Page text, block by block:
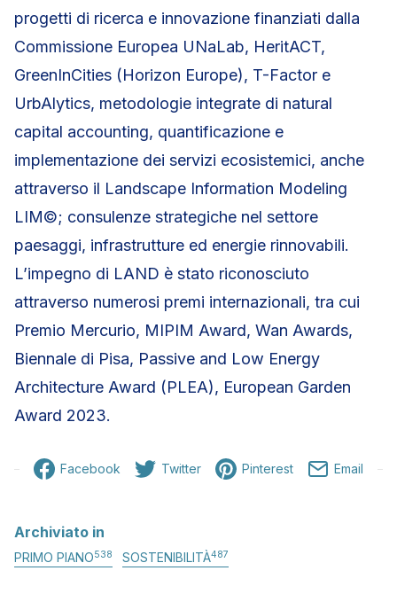
progetti di ricerca e innovazione finanziati dalla
Commissione Europea UNaLab, HeritACT,
GreenInCities (Horizon Europe), T-Factor e
UrbAlytics, metodologie integrate di natural
capital accounting, quantificazione e
implementazione dei servizi ecosistemici, anche
attraverso il Landscape Information Modeling
LIM©; consulenze strategiche nel settore
paesaggi, infrastrutture ed energie rinnovabili.
L’impegno di LAND è stato riconosciuto
attraverso numerosi premi internazionali, tra cui
Premio Mercurio, MIPIM Award, Wan Awards,
Biennale di Pisa, Passive and Low Energy
Architecture Award (PLEA), European Garden
Award 2023.
Facebook Twitter Pinterest Email
Archiviato in
PRIMO PIANO538 SOSTENIBILITÀ487